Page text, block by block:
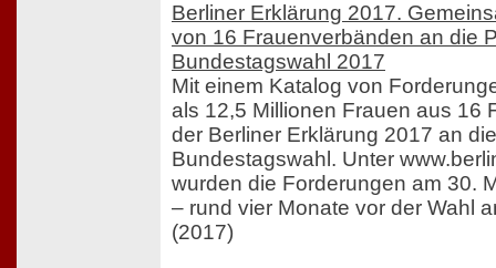
Berliner Erklärung 2017.
von 16 Frauenverbänden an die
Bundestagswahl 2017
Mit einem Katalog von
als 12,5 Millionen Frauen aus 16
der Berliner Erklärung 2017 an
Bundestagswahl. Unter
wurden die Forderungen am 30.
– rund vier Monate vor der Wahl
(2017)